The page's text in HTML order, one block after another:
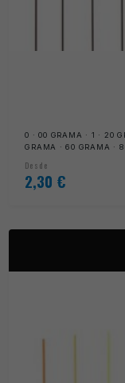
0 · 00 GRAMA · 1 · 20
GRAMA · 60 GRAMA ·
Desde
2,30 €